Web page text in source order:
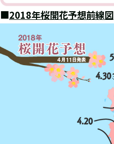
■2018年桜開花予想前線図